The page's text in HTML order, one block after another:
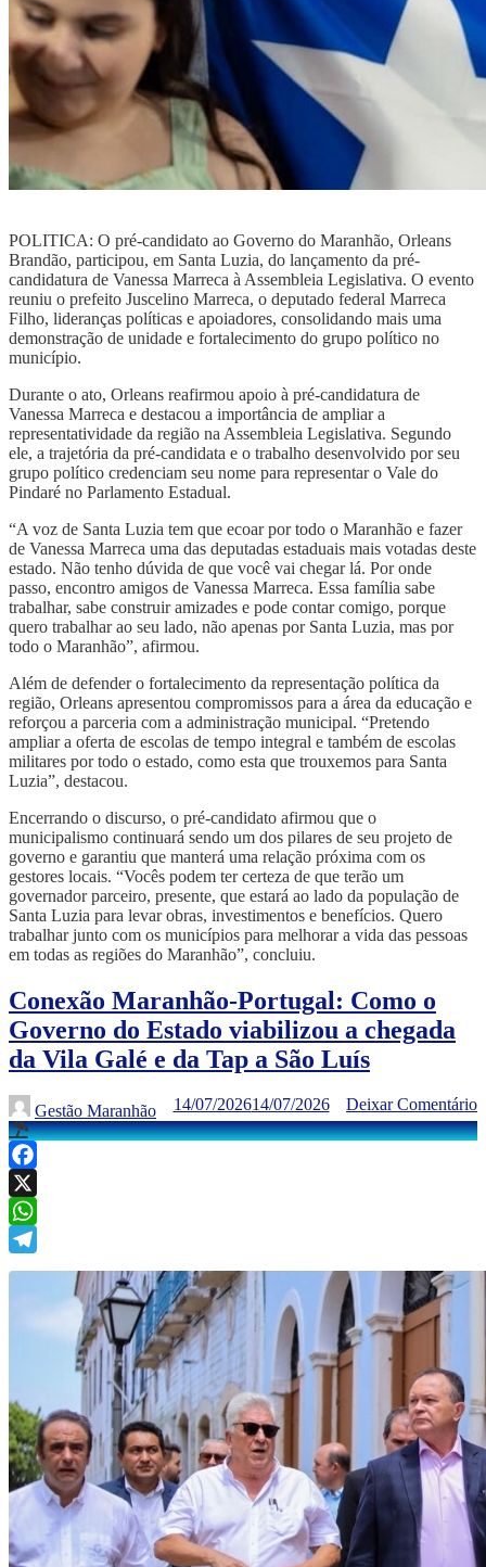
POLITICA: O pré-candidato ao Governo do Maranhão, Orleans
Brandão, participou, em Santa Luzia, do lançamento da pré-
candidatura de Vanessa Marreca à Assembleia Legislativa. O evento
reuniu o prefeito Juscelino Marreca, o deputado federal Marreca
Filho, lideranças políticas e apoiadores, consolidando mais uma
demonstração de unidade e fortalecimento do grupo político no
município.
Durante o ato, Orleans reafirmou apoio à pré-candidatura de
Vanessa Marreca e destacou a importância de ampliar a
representatividade da região na Assembleia Legislativa. Segundo
ele, a trajetória da pré-candidata e o trabalho desenvolvido por seu
grupo político credenciam seu nome para representar o Vale do
Pindaré no Parlamento Estadual.
“A voz de Santa Luzia tem que ecoar por todo o Maranhão e fazer
de Vanessa Marreca uma das deputadas estaduais mais votadas deste
estado. Não tenho dúvida de que você vai chegar lá. Por onde
passo, encontro amigos de Vanessa Marreca. Essa família sabe
trabalhar, sabe construir amizades e pode contar comigo, porque
quero trabalhar ao seu lado, não apenas por Santa Luzia, mas por
todo o Maranhão”, afirmou.
Além de defender o fortalecimento da representação política da
região, Orleans apresentou compromissos para a área da educação e
reforçou a parceria com a administração municipal. “Pretendo
ampliar a oferta de escolas de tempo integral e também de escolas
militares por todo o estado, como esta que trouxemos para Santa
Luzia”, destacou.
Encerrando o discurso, o pré-candidato afirmou que o
municipalismo continuará sendo um dos pilares de seu projeto de
governo e garantiu que manterá uma relação próxima com os
gestores locais. “Vocês podem ter certeza de que terão um
governador parceiro, presente, que estará ao lado da população de
Santa Luzia para levar obras, investimentos e benefícios. Quero
trabalhar junto com os municípios para melhorar a vida das pessoas
em todas as regiões do Maranhão”, concluiu.
Conexão Maranhão-Portugal: Como o
Governo do Estado viabilizou a chegada
da Vila Galé e da Tap a São Luís
Gestão Maranhão 14/07/202614/07/2026 Deixar Comentário
Facebook
X
WhatsApp
Telegram